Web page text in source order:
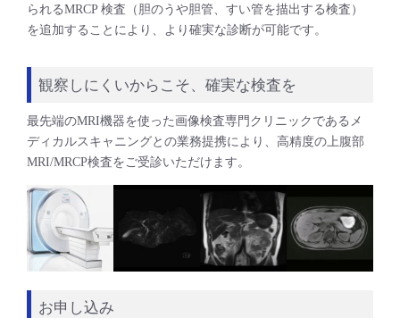
られるMRCP 検査（胆のうや胆管、すい管を描出する検査）
を追加することにより、より確実な診断が可能です。
観察しにくいからこそ、確実な検査を
最先端のMRI機器を使った画像検査専門クリニックであるメ
ディカルスキャニングとの業務提携により、高精度の上腹部
MRI/MRCP検査をご受診いただけます。
お申し込み